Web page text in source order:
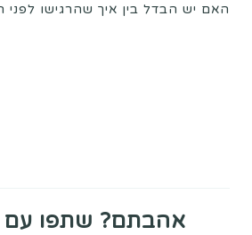
האם יש הבדל בין איך שהרגישו לפני
אהבתם? שתפו עם